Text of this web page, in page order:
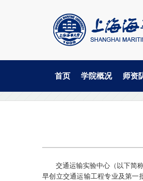
转
到
首页 学院概况 师资
当
前
交通运输实验中心（以下简
早创立交通运输工程专业及第一